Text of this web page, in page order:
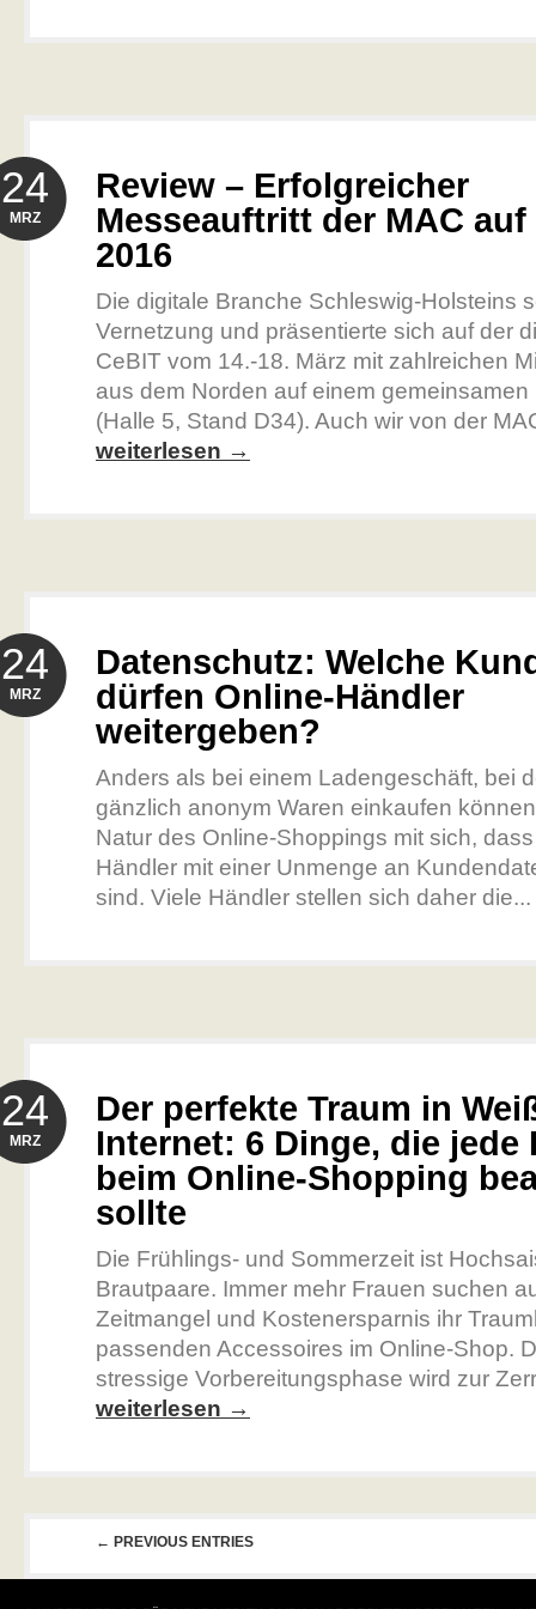
Review – Erfolgreicher
Messeauftritt der MAC auf
2016
24
MRZ
Die digitale Branche Schleswig-Holsteins
Vernetzung und präsentierte sich auf der
CeBIT vom 14.-18. März mit zahlreichen
aus dem Norden auf einem
(Halle 5, Stand D34). Auch wir von der
weiterlesen →
Datenschutz: Welche
dürfen Online-Händler
weitergeben?
24
MRZ
Anders als bei einem Ladengeschäft, bei
gänzlich anonym Waren einkaufen
Natur des Online-Shoppings mit sich,
Händler mit einer Unmenge an
sind. Viele Händler stellen sich daher die...
Der perfekte Traum in
Internet: 6 Dinge, die jede
beim Online-Shopping
sollte
24
MRZ
Die Frühlings- und Sommerzeit ist
Brautpaare. Immer mehr Frauen suchen
Zeitmangel und Kostenersparnis ihr
passenden Accessoires im Online-Shop.
stressige Vorbereitungsphase wird zur
weiterlesen →
← PREVIOUS ENTRIES